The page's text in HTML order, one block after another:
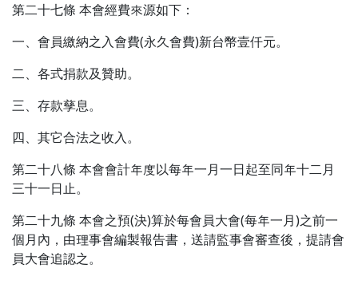
第二十七條 本會經費來源如下：
一、會員繳納之入會費(永久會費)新台幣壹仟元。
二、各式捐款及贊助。
三、存款孳息。
四、其它合法之收入。
第二十八條 本會會計年度以每年一月一日起至同年十二月
三十一日止。
第二十九條 本會之預(決)算於每會員大會(每年一月)之前一
個月內，由理事會編製報告書，送請監事會審查後，提請會
員大會追認之。